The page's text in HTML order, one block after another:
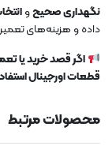
نگهداری صحیحو
داده و هزینه‌های
اگر قصد خرید یا
قطعات اورجینال
محصولات مرتبط